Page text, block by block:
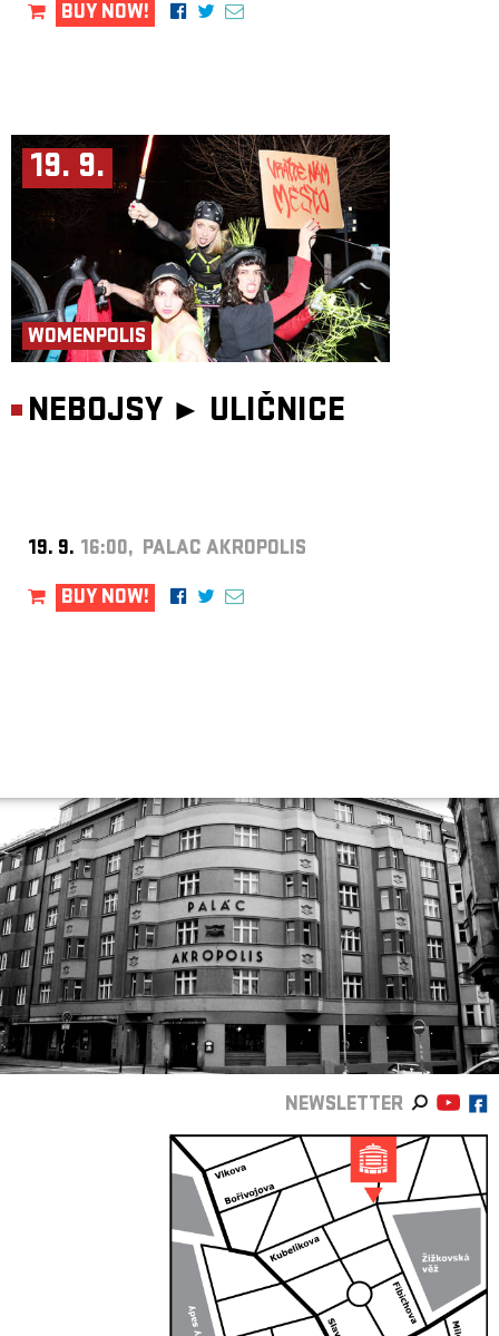
BUY NOW!
19. 9.
WOMENPOLIS
NEBOJSY ► ULIČNICE
19. 9. 16:00, PALAC AKROPOLIS
BUY NOW!
NEWSLETTER